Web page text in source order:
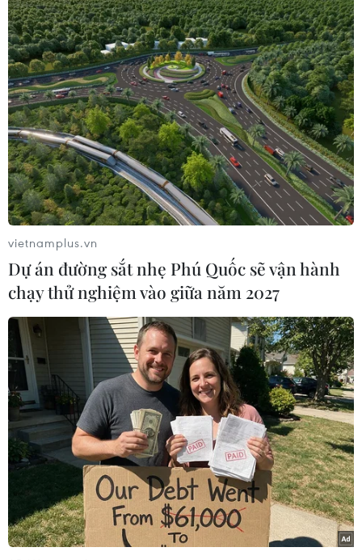
Khu trưng bày các loại thuốc nam thiết yếu của người Chăm tại
Hội Đông y xã Xuân Hải, huyện Ninh Hải. (Ảnh: Nguyễn
Thành/TTXVN)
Ngày 10/4, Bộ Y tế phối hợp với Viện Công nghệ
chống làm giả tổ chức họp báo thông tin về việc
tổ chức Hội chợ thuốc Nam Việt Nam 2018.
Theo đại diện ban tổ chức, hội chợ thuốc Nam là
một trong những hoạt động có ý nghĩa thiết
thực, hưởng ứng việc triển khai Đề án “Người
Việt Nam ưu tiên dùng thuốc Việt Nam” đến
năm 2020 và quy hoạch tổng thể phát triển dược
liệu đến năm 2020 và tầm nhìn đến năm 2030
của Bộ Y tế.
[Bộ Y tế xác minh vụ thuốc chữa ung thư
được làm bằng tro than]
Hội chợ thuốc Nam lần đầu được tổ chức năm
2018 là dịp để giới thiệu với người dân những
sản phẩm thuốc Nam tiêu biểu, có chất lượng,
hiệu quả trong khám bệnh bằng y học cổ
truyền.
vietnamplus.vn
Dự án đường sắt nhẹ Phú Quốc sẽ vận hành
chạy thử nghiệm vào giữa năm 2027